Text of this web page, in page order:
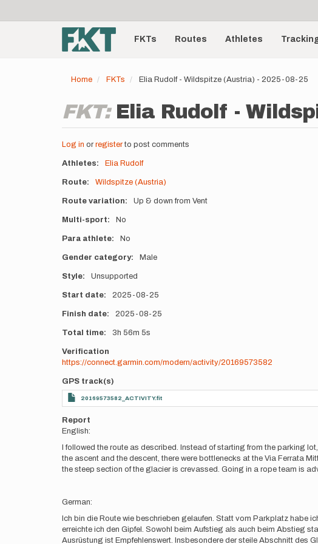
account
menu
Main
navigationFKTs Routes Athletes
Home FKTs Elia Rudolf - Wildspitze (Austria) - 2025-08-25
FKT: Elia Rudolf -
Log in or registerto post comments
Athletes Elia Rudolf
Route Wildspitze (Austria)
Route variation Up & down from Vent
Multi-sport No
Para athlete No
Gender category Male
Style Unsupported
Start date 2025-08-25
Finish date 2025-08-25
Total time 3h 56m 5s
Verification
https://connect.garmin.com/modern/activity/20169573582
GPS track(s)
20169573582_ACTIVITY.fit
Report
English:
I followed the route as described. Instead of starting from the parking
the ascent and the descent, there were bottlenecks at the Via Ferrata
the steep section of the glacier is crevassed. Going in a rope team is
German:
Ich bin die Route wie beschrieben gelaufen. Statt vom Parkplatz habe
erreichte ich den Gipfel. Sowohl beim Aufstieg als auch beim Abstieg
Ausrüstung ist Empfehlenswert. Insbesondere der steile Abschnitt des